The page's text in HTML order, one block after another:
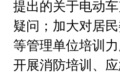
提出的关于电动
疑问；加大对居
等管理单位培训
开展消防培训、